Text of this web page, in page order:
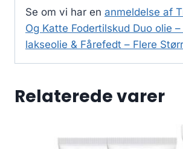
Se om vi har en anmeldelse af
Og Katte Fodertilskud Duo olie –
lakseolie & Fårefedt – Flere
Relaterede varer